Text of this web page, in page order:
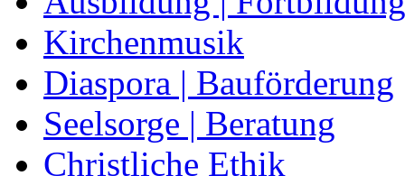
Kirchenmusik
Diaspora | Bauförderung
Seelsorge | Beratung
Christliche Ethik